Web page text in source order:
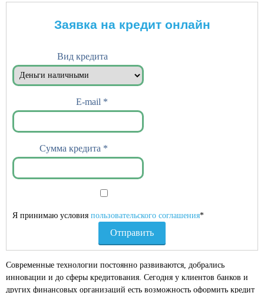
Заявка на кредит онлайн
Вид кредита
E-mail *
Сумма кредита *
Я принимаю условия пользовательского соглашения*
Современные технологии постоянно развиваются, добрались
инновации и до сферы кредитования. Сегодня у клиентов банков и
других финансовых организаций есть возможность оформить кредит